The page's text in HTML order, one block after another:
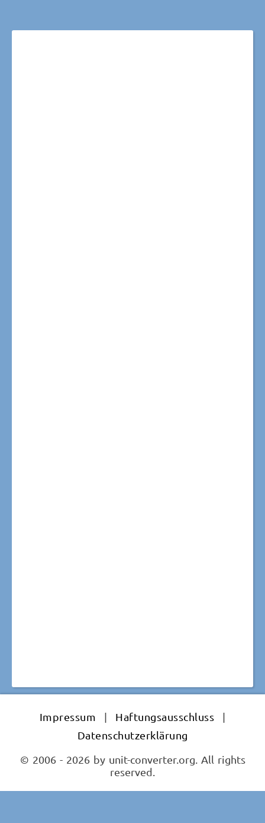
Impressum | Haftungsausschluss
|
Datenschutzerklärung
© 2006 - 2026 by unit-converter.org. All rights
reserved.